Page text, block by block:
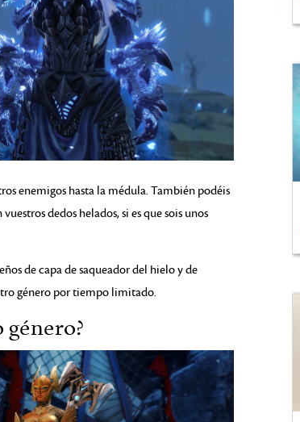
enemigos hasta la médula. También podéis
dedos helados, si es que sois unos
de capa de saqueador del hielo y de
género por tiempo limitado.
género?